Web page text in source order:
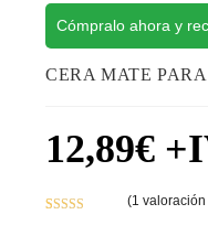
Cómpralo ahora y
CERA MATE
12,89€
(1